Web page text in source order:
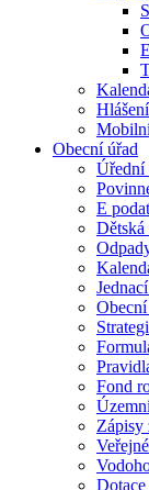
Obecní úřad
Úřední
E
Dětská
Fond
Zápisy